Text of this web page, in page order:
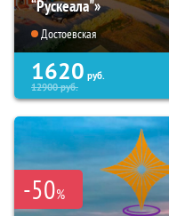
“Рускеала"»
Достоевская
1620 руб.
12900руб.
-50%